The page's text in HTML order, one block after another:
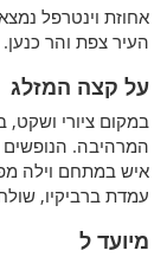
אחוזת וינטרפל
העיר צפת והר כנען.
על קצה המזלג
במקום ציורי
איש במתחם וילה
עמדת ברביקיו,
מיועד ל